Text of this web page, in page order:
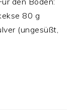
80 g
(ungesüßt,